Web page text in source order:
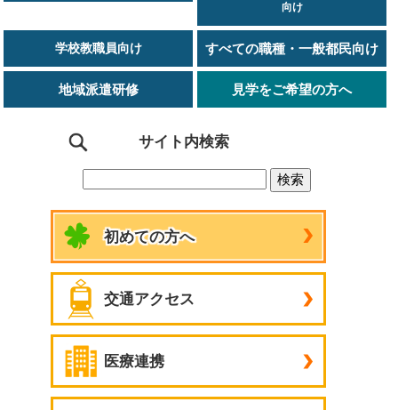
向け
学校教職員向け すべての職種・一般都民向け
地域派遣研修 見学をご希望の方へ
サイト内検索
初めての方へ
交通アクセス
医療連携